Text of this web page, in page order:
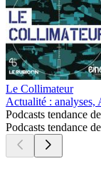
Le Collimateur
Actualité : analyses,
Podcasts tendance
Podcasts tendance